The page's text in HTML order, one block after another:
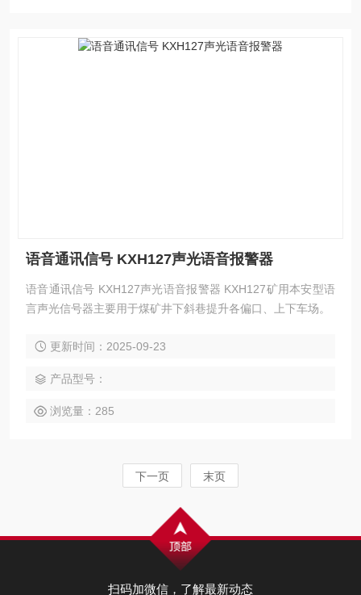
语音通讯信号 KXH127声光语音报警器
语音通讯信号 KXH127声光语音报警器 KXH127矿用本安型语
言声光信号器主要用于煤矿井下斜巷提升各偏口、上下车场。
更新时间：2025-09-23
产品型号：
浏览量：285
下一页 末页
扫码加微信，了解最新动态